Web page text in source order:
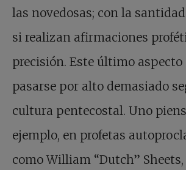
las novedosas; con la
si realizan afirmaciones
precisión. Este último aspecto
pasarse por alto demasiado
cultura pentecostal. Uno
ejemplo, en profetas
como William “Dutch”